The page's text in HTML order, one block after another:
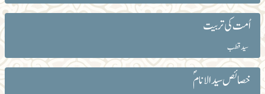
اُمت کی تربیت
سید قطب
خصائص سیدالانام ؐ